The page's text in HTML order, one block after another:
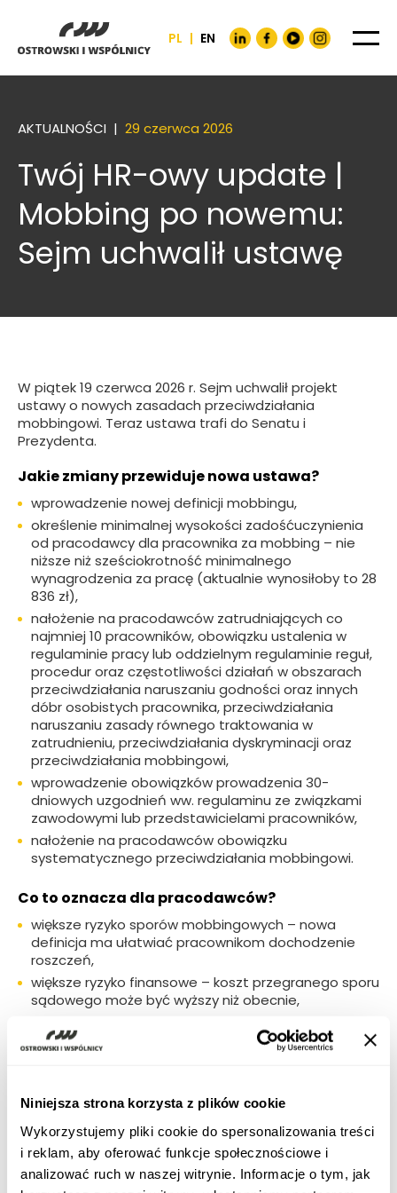
Niniejsza strona korzysta z plików cookie
Wykorzystujemy pliki cookie do spersonalizowania treści
i reklam, aby oferować funkcje społecznościowe i
analizować ruch w naszej witrynie. Informacje o tym, jak
PL | EN
AKTUALNOŚCI | 29 czerwca 2026
Twój HR-owy update |
Mobbing po nowemu:
Sejm uchwalił ustawę
W piątek 19 czerwca 2026 r. Sejm uchwalił projekt
ustawy o nowych zasadach przeciwdziałania
mobbingowi. Teraz ustawa trafi do Senatu i
Prezydenta.
Jakie zmiany przewiduje nowa ustawa?
wprowadzenie nowej definicji mobbingu,
określenie minimalnej wysokości zadośćuczynienia
od pracodawcy dla pracownika za mobbing – nie
niższe niż sześciokrotność minimalnego
wynagrodzenia za pracę (aktualnie wynosiłoby to 28
836 zł),
nałożenie na pracodawców zatrudniających co
najmniej 10 pracowników, obowiązku ustalenia w
regulaminie pracy lub oddzielnym regulaminie reguł,
procedur oraz częstotliwości działań w obszarach
przeciwdziałania naruszaniu godności oraz innych
dóbr osobistych pracownika, przeciwdziałania
naruszaniu zasady równego traktowania w
zatrudnieniu, przeciwdziałania dyskryminacji oraz
przeciwdziałania mobbingowi,
wprowadzenie obowiązków prowadzenia 30-
dniowych uzgodnień ww. regulaminu ze związkami
zawodowymi lub przedstawicielami pracowników,
nałożenie na pracodawców obowiązku
systematycznego przeciwdziałania mobbingowi.
Co to oznacza dla pracodawców?
większe ryzyko sporów mobbingowych – nowa
definicja ma ułatwiać pracownikom dochodzenie
roszczeń,
większe ryzyko finansowe – koszt przegranego sporu
sądowego może być wyższy niż obecnie,
wewnętrznych regulacji dotyczących
przeciwdziałania mobbingowi i dyskryminacji,
nowych zasad.
Ile zostało czasu?
Nowe przepisy mają wejść w życie po upływie 3
miesięcy od dnia ogłoszenia, zatem niewykluczone, że